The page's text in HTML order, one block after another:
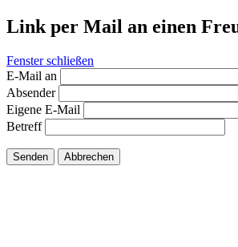
Link per Mail an einen
Fenster schließen
E-Mail an
Absender
Eigene E-Mail
Betreff
Senden Abbrechen